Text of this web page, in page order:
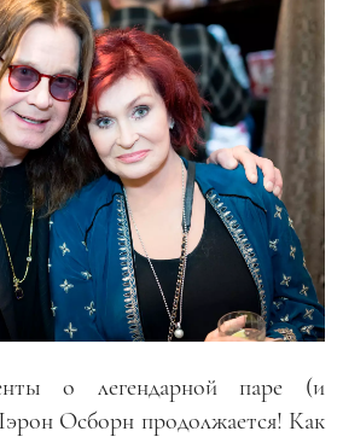
о легендарной паре (и
Осборн продолжается! Как